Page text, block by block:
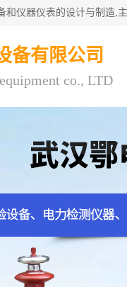
备有限公司
co., LTD